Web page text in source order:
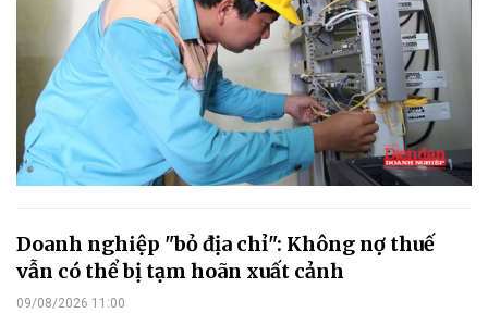
Doanh nghiệp "bỏ địa chỉ": Không nợ thuế
vẫn có thể bị tạm hoãn xuất cảnh
09/08/2026 11:00